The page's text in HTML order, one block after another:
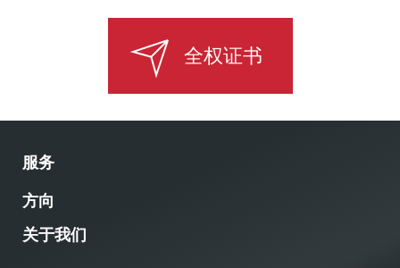
全权证书
服务
方向
关于我们